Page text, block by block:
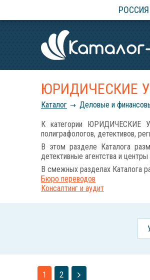
РОССИЯ
ЮРИДИЧЕСКИЕ
Каталог Деловые и
К категории ЮРИДИЧЕСКИЕ
полиграфологов, детективов,
В этом разделе Каталога
детективные агентства и
В смежных разделах Каталога
Бюро переводов
Консалтинг и аудит
1 2